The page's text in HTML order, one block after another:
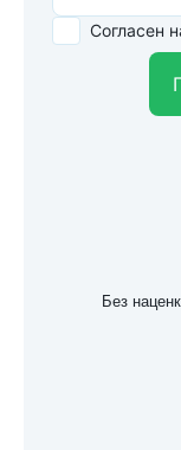
Согласен
Без